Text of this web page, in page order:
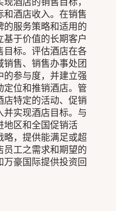
和酒店收入。在销售
的服务策略和适用的
于价值的长期客户
目标。评估酒店在各
售、销售办事处团
的参与度，并建立强
定位和推销酒店。管
店特定的活动、促销
实现酒店目标。与
地区和全国促销活
略，提供能满足或超
员工之需求和期望的
豪国际提供投资回